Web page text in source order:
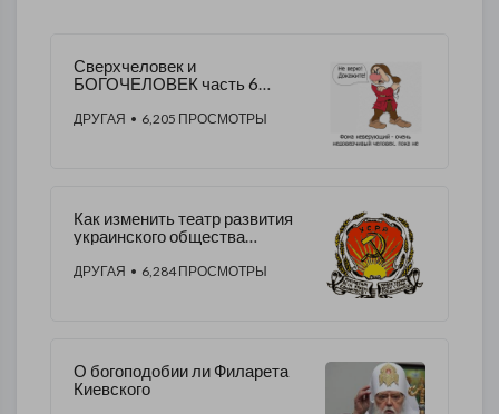
Сверхчеловек и
БОГОЧЕЛОВЕК часть 6
принципиальной
ДРУГАЯ • 6,205 ПРОСМОТРЫ
Как изменить театр развития
украинского общества
ДРУГАЯ • 6,284 ПРОСМОТРЫ
О богоподобии ли Филарета
Киевского